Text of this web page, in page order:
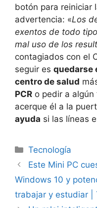
botón para reiniciar
advertencia: «Los
exentos de todo
mal uso de los
contagiados con el
seguir es quedarse
centro de salud
PCR o pedir a algún
acerque él a la
ayuda si las líneas
Categorías
Tecnología
Este Mini PC
Windows 10 y
trabajar y estudiar |